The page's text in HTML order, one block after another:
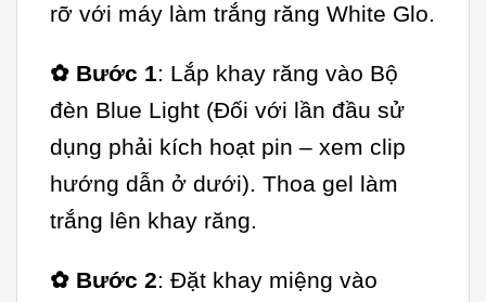
rỡ với máy làm trắng răng White Glo.
✿ Bước 1: Lắp khay răng vào Bộ
đèn Blue Light (Đối với lần đầu sử
dụng phải kích hoạt pin – xem clip
hướng dẫn ở dưới). Thoa gel làm
trắng lên khay răng.
✿ Bước 2: Đặt khay miệng vào